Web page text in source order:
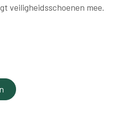
veiligheidsschoenen mee.